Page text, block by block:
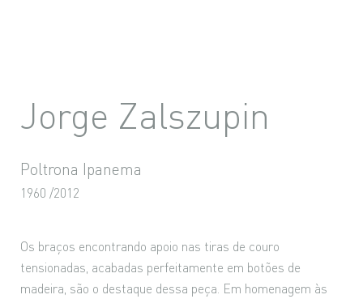
Jorge Zalszupin
Poltrona Ipanema
1960 /2012
Os braços encontrando apoio nas tiras de couro
tensionadas, acabadas perfeitamente em botões de
madeira, são o destaque dessa peça. Em homenagem às